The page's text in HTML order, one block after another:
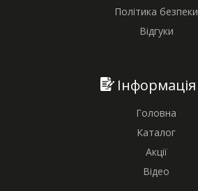
Політика безпеки
Відгуки
Інформація
Головна
Каталог
Акції
Відео